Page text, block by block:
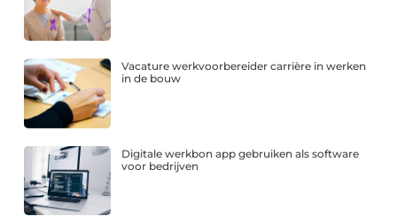
Vacature werkvoorbereider carrière in werken
in de bouw
Digitale werkbon app gebruiken als software
voor bedrijven